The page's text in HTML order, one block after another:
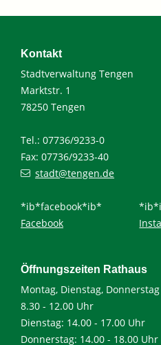
Kontakt
Stadtverwaltung Tengen
Marktstr. 1
78250 Tengen
Tel.: 07736/9233-0
Fax: 07736/9233-40
stadt@tengen.de
*ib*facebook*ib*
Facebook
Öffnungszeiten Rathaus
Montag, Dienstag,
8.30 - 12.00 Uhr
Dienstag: 14.00 - 17.00 Uhr
Donnerstag: 14.00 - 18.00 Uhr